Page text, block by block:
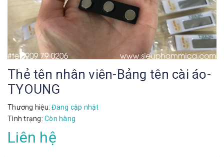
Thẻ tên nhân viên-Bảng tên cài áo-
TYOUNG
Thương hiệu: Đang cập nhật
Tình trạng: Còn hàng
Liên hệ